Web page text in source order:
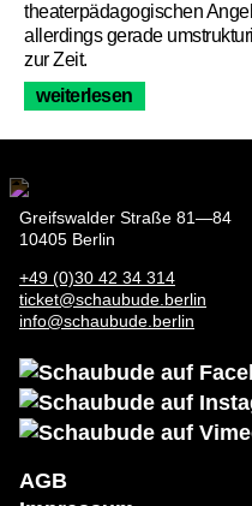
theaterpädagogischen
allerdings gerade
zur Zeit.
weiterlesen
Greifswalder Straße 81—84
10405 Berlin
+49 (0)30 42 34 314
ticket@schaubude.berlin
info@schaubude.berlin
AGB